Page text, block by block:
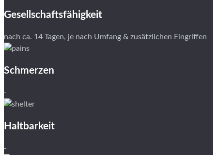
Gesellschaftsfähigkeit
nach ca. 14 Tagen, je nach Umfang & zusätzlichen Eingriffen
Schmerzen
-
Haltbarkeit
-